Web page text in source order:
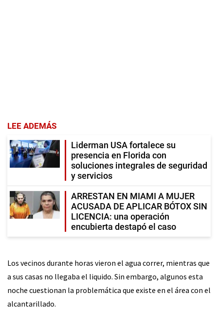
LEE ADEMÁS
Liderman USA fortalece su
presencia en Florida con
soluciones integrales de seguridad
y servicios
ARRESTAN EN MIAMI A MUJER
ACUSADA DE APLICAR BÓTOX SIN
LICENCIA: una operación
encubierta destapó el caso
Los vecinos durante horas vieron el agua correr, mientras que
a sus casas no llegaba el liquido. Sin embargo, algunos esta
noche cuestionan la problemática que existe en el área con el
alcantarillado.